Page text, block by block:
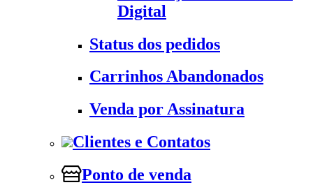
Digital
Status dos pedidos
Carrinhos Abandonados
Venda por Assinatura
Clientes e Contatos
Ponto de venda